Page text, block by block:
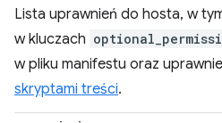
Lista uprawnień do hosta, w
w kluczach
w pliku manifestu oraz
skryptami treści.